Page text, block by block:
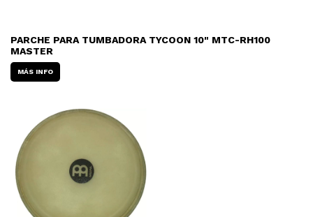
PARCHE PARA TUMBADORA TYCOON 10" MTC-RH100
MASTER
MÁS INFO